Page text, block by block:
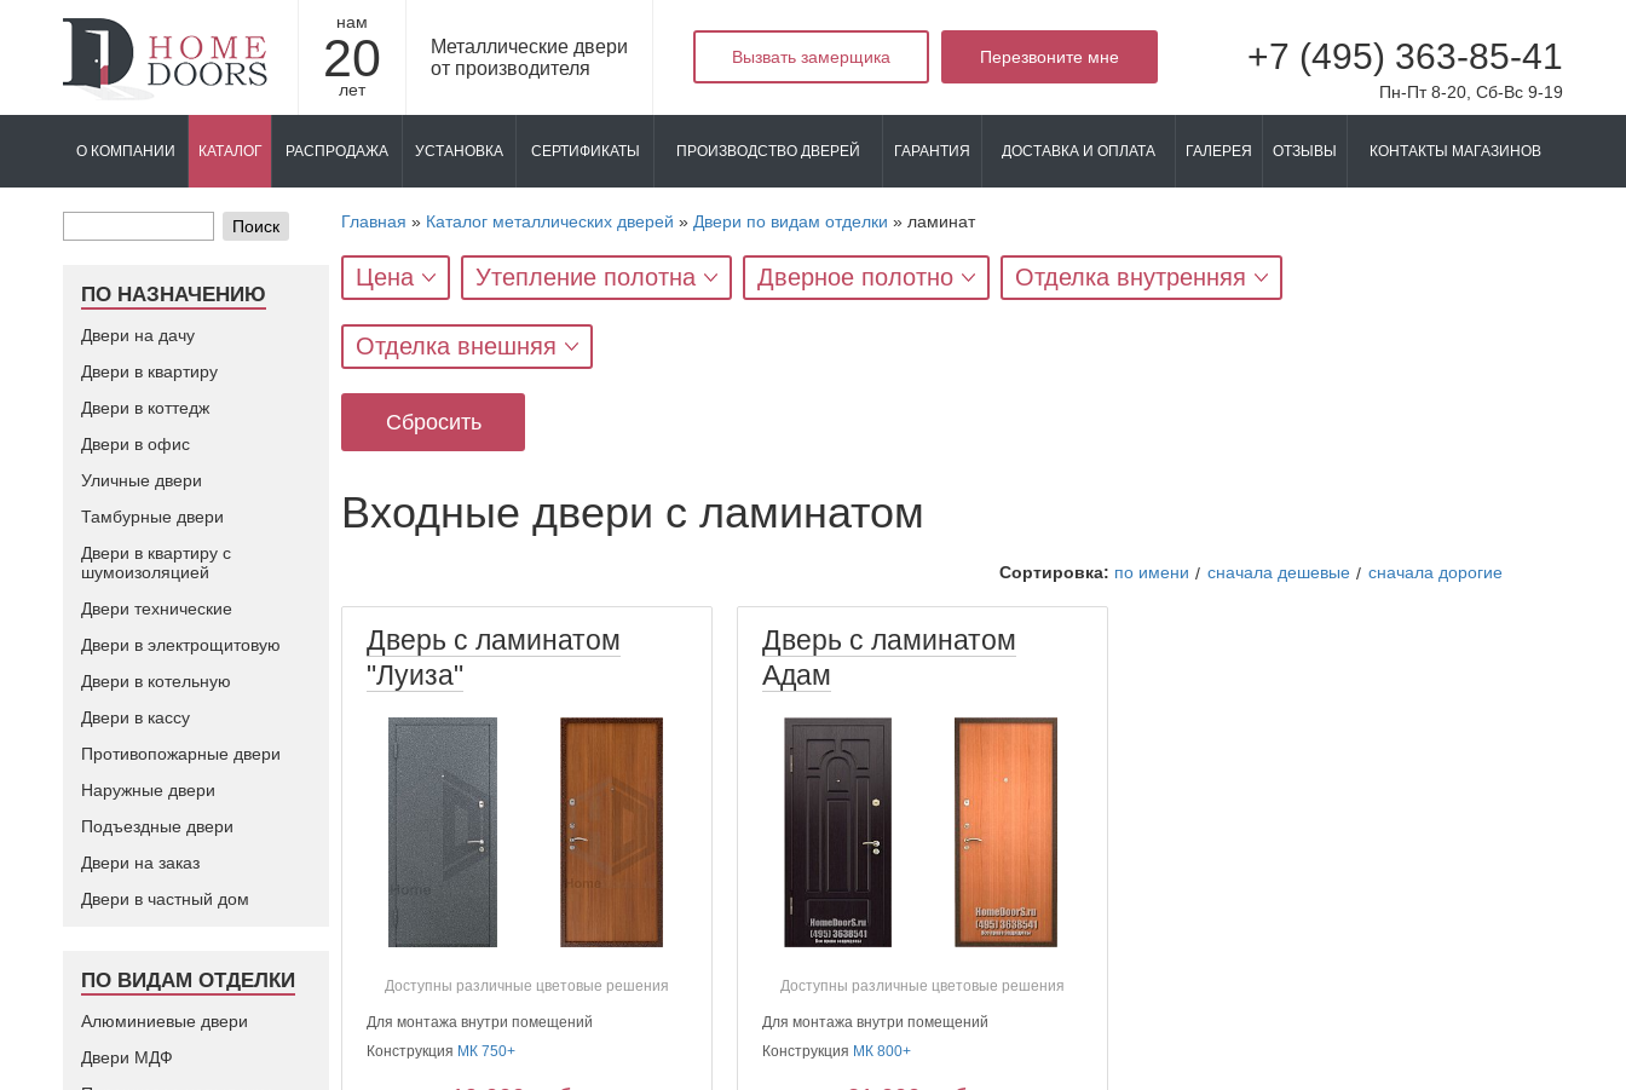
нам
20
лет
Металлические двери
от производителя
Вызвать замерщика Перезвоните мне +7 (495) 363-85-41
Пн-Пт 8-20, Сб-Вс 9-19
О КОМПАНИИ КАТАЛОГ РАСПРОДАЖА УСТАНОВКА СЕРТИФИКАТЫ ПРОИЗВОДСТВО ДВЕРЕЙ ГАРАНТИЯ ДОСТАВКА И ОПЛАТА ГАЛЕРЕЯ ОТЗЫВЫ КОНТАКТЫ МАГАЗИНОВ
Поиск
ПО НАЗНАЧЕНИЮ
Двери на дачу
Двери в квартиру
Двери в коттедж
Двери в офис
Уличные двери
Тамбурные двери
Двери в квартиру с
шумоизоляцией
Двери технические
Двери в электрощитовую
Двери в котельную
Двери в кассу
Противопожарные двери
Наружные двери
Подъездные двери
Двери на заказ
Двери в частный дом
ПО ВИДАМ ОТДЕЛКИ
Алюминиевые двери
Двери МДФ
Главная » Каталог металлических дверей » Двери по видам отделки » ламинат
Цена Утепление полотна Дверное полотно Отделка внутренняя
Отделка внешняя
Сбросить
Входные двери с ламинатом
Сортировка: по имени сначала дешевые сначала дорогие
Дверь с ламинатом
"Луиза"
Доступны различные цветовые решения
Для монтажа внутри помещений
Конструкция МК 750+
Дверь с ламинатом
Адам
Доступны различные цветовые решения
Для монтажа внутри помещений
Конструкция МК 800+